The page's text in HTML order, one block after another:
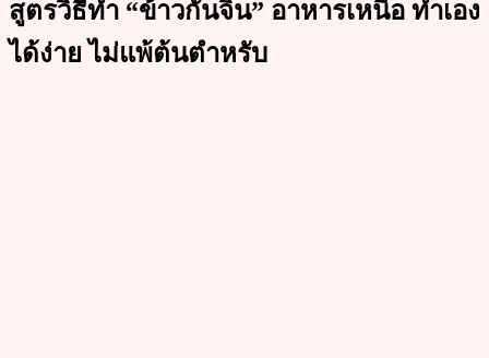
สูตรวิธีทำ “ข้าวกั้นจิ้น” อาหารเหนือ ทำเอง
ได้ง่าย ไม่แพ้ต้นตำหรับ